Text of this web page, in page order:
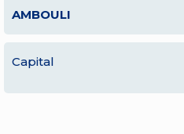
AMBOULI
Capital